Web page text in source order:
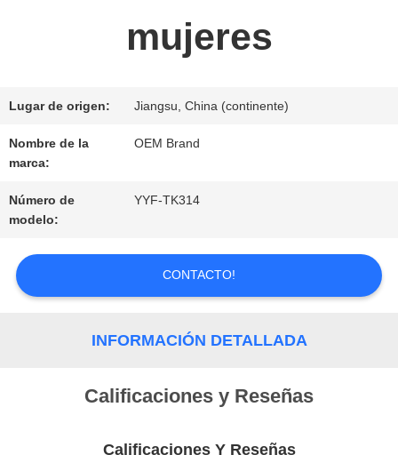
UNA
CITA
MAPA
DEL
SITIO
PRIVACIDAD
mujeres
Lugar de origen: Jiangsu, China (continente)
Nombre de la
marca:
OEM Brand
Número de
modelo:
YYF-TK314
CONTACTO!
INFORMACIÓN DETALLADA
Calificaciones y Reseñas
Calificaciones Y Reseñas